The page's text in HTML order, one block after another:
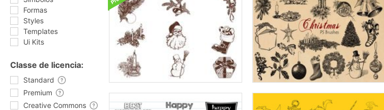
Formas
Styles
Templates
Ui Kits
Classe de licencia:
Standard
Premium
Creative Commons